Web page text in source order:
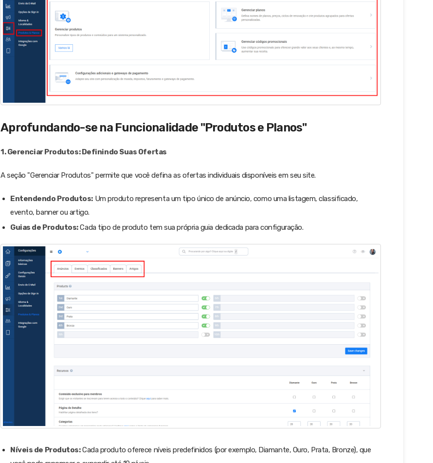
Aprofundando-se na Funcionalidade "Produtos e Planos"
1. Gerenciar Produtos: Definindo Suas Ofertas
A seção "Gerenciar Produtos" permite que você defina as ofertas individuais disponíveis em seu site.
Entendendo Produtos: Um produto representa um tipo único de anúncio, como uma listagem, classificado,
evento, banner ou artigo.
Guias de Produtos:Cada tipo de produto tem sua própria guia dedicada para configuração.
Níveis de Produtos:Cada produto oferece níveis predefinidos (por exemplo, Diamante, Ouro, Prata, Bronze), que